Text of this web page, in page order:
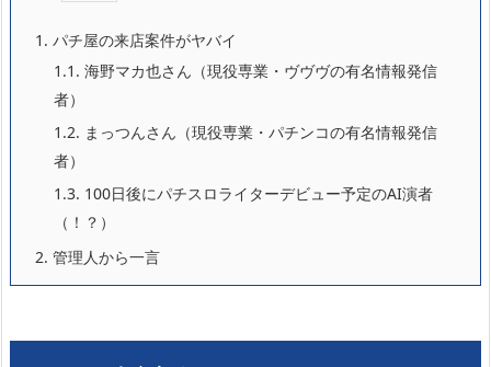
1. パチ屋の来店案件がヤバイ
1.1. 海野マカ也さん（現役専業・ヴヴヴの有名情報発信
者）
1.2. まっつんさん（現役専業・パチンコの有名情報発信
者）
1.3. 100日後にパチスロライターデビュー予定のAI演者
（！？）
2. 管理人から一言